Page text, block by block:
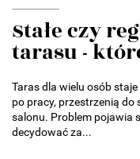
Stałe czy
tarasu -
Taras dla wielu osób
po pracy, przestrzenią do
salonu. Problem pojawia
decydować za...